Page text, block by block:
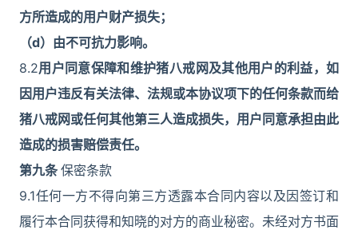
方所造成的用户财产损失；
（d）由不可抗力影响。
8.2用户同意保障和维护猪八戒网及其他用户的利益，如
因用户违反有关法律、法规或本协议项下的任何条款而给
猪八戒网或任何其他第三人造成损失，用户同意承担由此
造成的损害赔偿责任。
第九条保密条款
9.1任何一方不得向第三方透露本合同内容以及因签订和
履行本合同获得和知晓的对方的商业秘密。未经对方书面